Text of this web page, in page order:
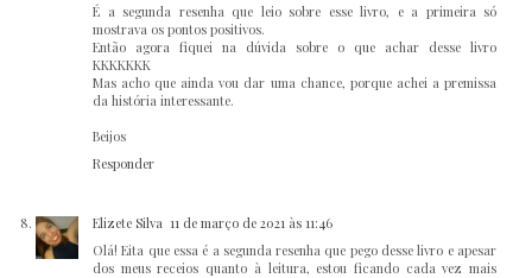
É a segunda resenha que leio sobre esse livro, e a primeira só
mostrava os pontos positivos.
Então agora fiquei na dúvida sobre o que achar desse livro
KKKKKKK
Mas acho que ainda vou dar uma chance, porque achei a premissa
da história interessante.
Beijos
Responder
Elizete Silva 11 de março de 2021 às 11:46
Olá! Eita que essa é a segunda resenha que pego desse livro e apesar
dos meus receios quanto à leitura, estou ficando cada vez mais